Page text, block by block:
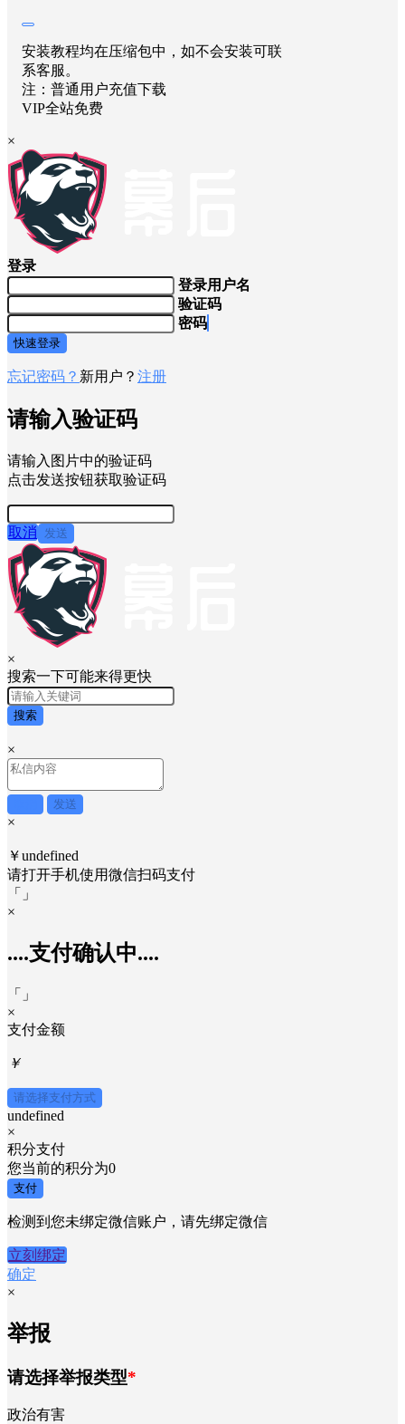
安装教程均在压缩包中，如不会安装可联
系客服。
注：普通用户充值下载
VIP全站免费
×
登录
登录用户名
验证码
密码
快速登录
忘记密码？ 新用户？ 注册
请输入验证码
请输入图片中的验证码
点击发送按钮获取验证码
取消 发送
×
搜索一下可能来得更快
搜索
×
发送
×
￥undefined
请打开手机使用微信扫码支付
「
」
×
....支付确认中....
「
」
×
支付金额
￥
请选择支付方式
undefined
×
积分支付
您当前的积分为0
支付
检测到您未绑定微信账户，请先绑定微信
立刻绑定
确定
×
举报
请选择举报类型*
政治有害